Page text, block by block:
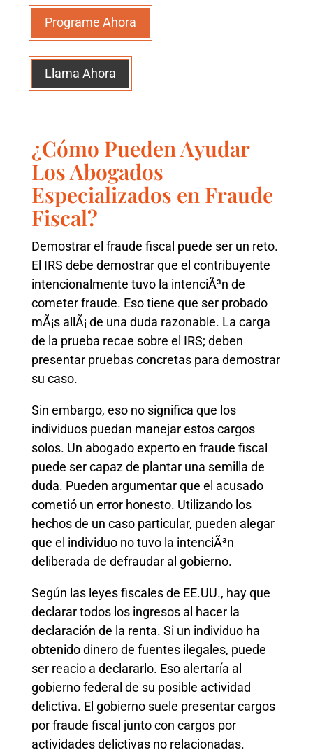
Programe Ahora
Llama Ahora
¿Cómo Pueden Ayudar
Los Abogados
Especializados en Fraude
Fiscal?
Demostrar el fraude fiscal puede ser un reto.
El IRS debe demostrar que el contribuyente
intencionalmente tuvo la intenciÃ³n de
cometer fraude. Eso tiene que ser probado
mÃ¡s allÃ¡ de una duda razonable. La carga
de la prueba recae sobre el IRS; deben
presentar pruebas concretas para demostrar
su caso.
Sin embargo, eso no significa que los
individuos puedan manejar estos cargos
solos. Un abogado experto en fraude fiscal
puede ser capaz de plantar una semilla de
duda. Pueden argumentar que el acusado
cometió un error honesto. Utilizando los
hechos de un caso particular, pueden alegar
que el individuo no tuvo la intenciÃ³n
deliberada de defraudar al gobierno.
Según las leyes fiscales de EE.UU., hay que
declarar todos los ingresos al hacer la
declaración de la renta. Si un individuo ha
obtenido dinero de fuentes ilegales, puede
ser reacio a declararlo. Eso alertaría al
gobierno federal de su posible actividad
delictiva. El gobierno suele presentar cargos
por fraude fiscal junto con cargos por
actividades delictivas no relacionadas.